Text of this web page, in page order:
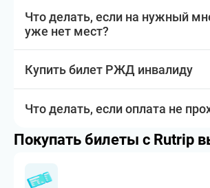
Что делать, если на нужный
уже нет мест?
Купить билет РЖД инвалиду
Что делать, если оплата не
Покупать билеты с Rutrip